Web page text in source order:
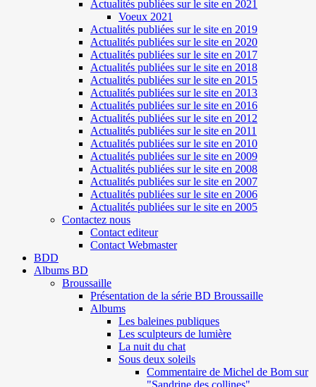
Actualités publiées sur le site en 2021
Voeux 2021
Actualités publiées sur le site en 2019
Actualités publiées sur le site en 2020
Actualités publiées sur le site en 2017
Actualités publiées sur le site en 2018
Actualités publiées sur le site en 2015
Actualités publiées sur le site en 2013
Actualités publiées sur le site en 2016
Actualités publiées sur le site en 2012
Actualités publiées sur le site en 2011
Actualités publiées sur le site en 2010
Actualités publiées sur le site en 2009
Actualités publiées sur le site en 2008
Actualités publiées sur le site en 2007
Actualités publiées sur le site en 2006
Actualités publiées sur le site en 2005
Contactez nous
Contact editeur
Contact Webmaster
BDD
Albums BD
Broussaille
Présentation de la série BD Broussaille
Albums
Les baleines publiques
Les sculpteurs de lumière
La nuit du chat
Sous deux soleils
Commentaire de Michel de Bom sur
"Sandrine des collines"